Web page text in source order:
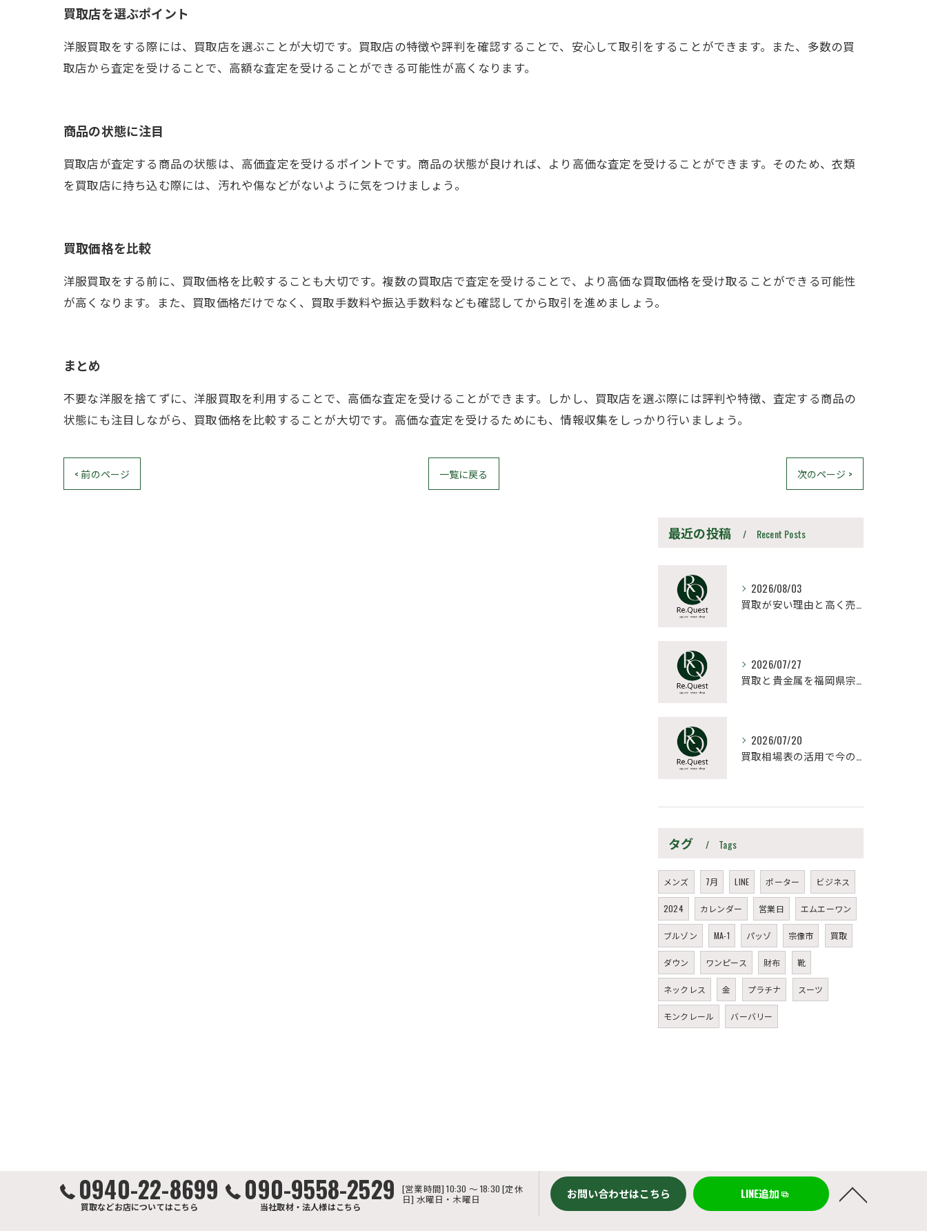
買取店を選ぶポイント
洋服買取をする際には、買取店を選ぶことが大切です。買取店の特徴や評判を確認することで、安心して取引をすることができます。また、多数の買
取店から査定を受けることで、高額な査定を受けることができる可能性が高くなります。
商品の状態に注目
買取店が査定する商品の状態は、高価査定を受けるポイントです。商品の状態が良ければ、より高価な査定を受けることができます。そのため、衣類
を買取店に持ち込む際には、汚れや傷などがないように気をつけましょう。
買取価格を比較
洋服買取をする前に、買取価格を比較することも大切です。複数の買取店で査定を受けることで、より高価な買取価格を受け取ることができる可能性
が高くなります。また、買取価格だけでなく、買取手数料や振込手数料なども確認してから取引を進めましょう。
まとめ
不要な洋服を捨てずに、洋服買取を利用することで、高価な査定を受けることができます。しかし、買取店を選ぶ際には評判や特徴、査定する商品の
状態にも注目しながら、買取価格を比較することが大切です。高価な査定を受けるためにも、情報収集をしっかり行いましょう。
< 前のページ 一覧に戻る 次のページ >
最近の投稿 Recent Posts
2026/08/03
買取が安い理由と高く売るための見極め方と相場比較法
2026/07/27
買取と貴金属を福岡県宗像市朝倉市で納得価格にするポイントと高値売却の極意
2026/07/20
買取相場表の活用で今の愛車を高く売るための最新データ比較と売却タイミング戦略
タグ Tags
メンズ 7月 LINE ポーター ビジネス
2024 カレンダー 営業日 エムエーワン
ブルゾン MA-1 パッゾ 宗像市 買取
ダウン ワンピース 財布 靴
ネックレス 金 プラチナ スーツ
モンクレール バーバリー
0940-22-8699
買取などお店についてはこちら
090-9558-2529
当社取材・法人様はこちら
[営業時間] 10:30 ～ 18:30 [定休
日] 水曜日・木曜日 お問い合わせはこちら LINE追加